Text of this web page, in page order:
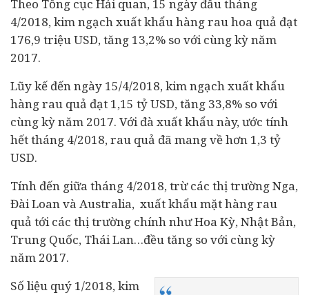
Theo Tổng cục Hải quan, 15 ngày đầu tháng
4/2018, kim ngạch xuất khẩu hàng rau hoa quả đạt
176,9 triệu USD, tăng 13,2% so với cùng kỳ năm
2017.
Lũy kế đến ngày 15/4/2018, kim ngạch xuất khẩu
hàng rau quả đạt 1,15 tỷ USD, tăng 33,8% so với
cùng kỳ năm 2017. Với đà xuất khẩu này, ước tính
hết tháng 4/2018, rau quả đã mang về hơn 1,3 tỷ
USD.
Tính đến giữa tháng 4/2018, trừ các thị trường Nga,
Đài Loan và Australia, xuất khẩu mặt hàng rau
quả tới các thị trường chính như Hoa Kỳ, Nhật Bản,
Trung Quốc, Thái Lan…đều tăng so với cùng kỳ
năm 2017.
Số liệu quý 1/2018, kim